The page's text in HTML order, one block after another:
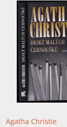
Agatha Christie